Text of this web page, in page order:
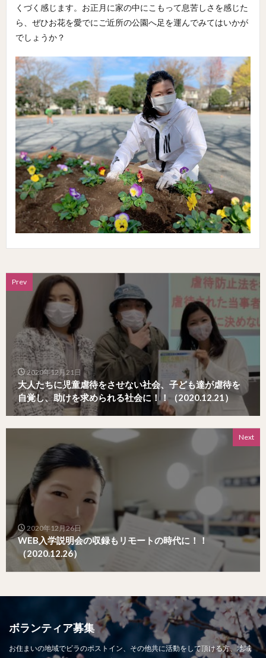
くづく感じます。お正月に家の中にこもって息苦しさを感じた
ら、ぜひお花を愛でにご近所の公園へ足を運んでみてはいかが
でしょうか？
Prev
2020年12月21日
大人たちに児童虐待をさせない社会、子ども達が虐待を
自覚し、助けを求められる社会に！！（2020.12.21）
Next
2020年12月26日
WEB入学説明会の収録もリモートの時代に！！
（2020.12.26）
ボランティア募集
お住まいの地域でビラのポストイン、その他共に活動をして頂ける方、地域